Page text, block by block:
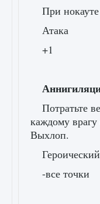
При
Атака
+1
Потратьте
каждому
Выхлоп.
Героический
-все точки